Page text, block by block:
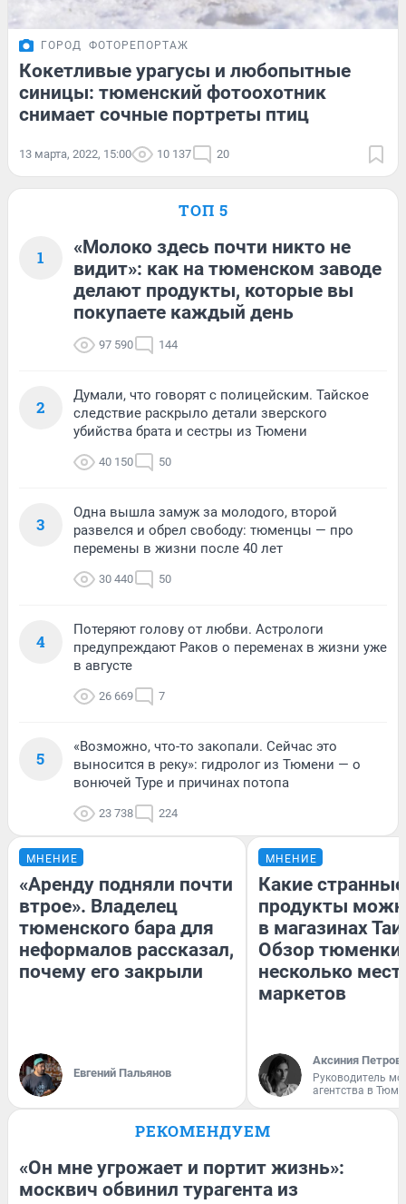
ГОРОД ФОТОРЕПОРТАЖ
Кокетливые урагусы и любопытные
синицы: тюменский фотоохотник
снимает сочные портреты птиц
13 марта, 2022, 15:00 10 137 20
ТОП 5
1
«Молоко здесь почти никто не
видит»: как на тюменском заводе
делают продукты, которые вы
покупаете каждый день
97 590 144
2
Думали, что говорят с полицейским. Тайское
следствие раскрыло детали зверского
убийства брата и сестры из Тюмени
40 150 50
3
Одна вышла замуж за молодого, второй
развелся и обрел свободу: тюменцы — про
перемены в жизни после 40 лет
30 440 50
4
Потеряют голову от любви. Астрологи
предупреждают Раков о переменах в жизни уже
в августе
26 669 7
5
«Возможно, что-то закопали. Сейчас это
выносится в реку»: гидролог из Тюмени — о
вонючей Туре и причинах потопа
23 738 224
МНЕНИЕ
«Аренду подняли почти
втрое». Владелец
тюменского бара для
неформалов рассказал,
почему его закрыли
Евгений Пальянов
МНЕНИЕ
Какие странные
продукты
в магазинах
Обзор тюменки
несколько
маркетов
Аксиния
Руководитель
агентства в
РЕКОМЕНДУЕМ
«Он мне угрожает и портит жизнь»:
москвич обвинил турагента из